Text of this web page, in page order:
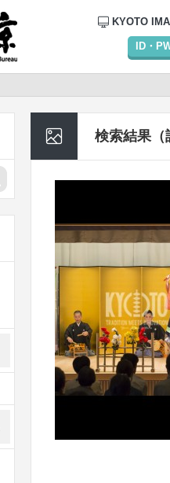
KYOTO
ID・
検索結果（